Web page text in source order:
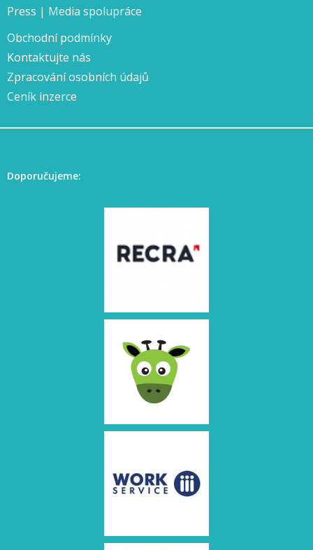
Press | Media spolupráce
Obchodní podmínky
Kontaktujte nás
Zpracování osobních údajů
Ceník inzerce
Doporučujeme: